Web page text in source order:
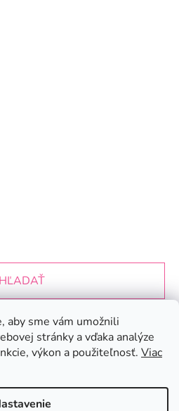
aby sme vám umožnili
stránky a vďaka analýze
výkon a použiteľnosť. Viac
HĽADAŤ